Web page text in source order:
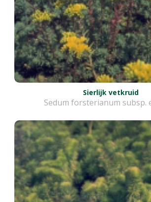
Sierlijk vetkruid
Sedum forsterianum subsp.